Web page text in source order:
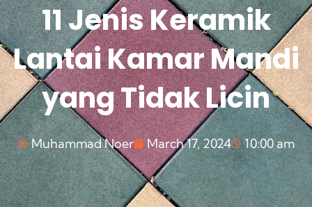
11 Jenis Keramik
Lantai Kamar Mandi
yang Tidak Licin
Muhammad Noer March 17, 2024 10:00 am